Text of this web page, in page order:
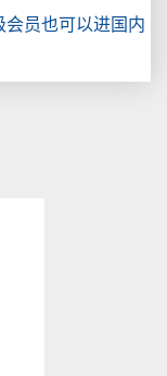
会员也可以进国内